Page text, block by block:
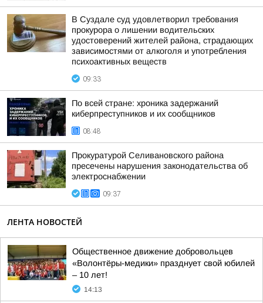
В Суздале суд удовлетворил требования
прокурора о лишении водительских
удостоверений жителей района, страдающих
зависимостями от алкоголя и употребления
психоактивных веществ
09:33
По всей стране: хроника задержаний
киберпреступников и их сообщников
08:48
Прокуратурой Селивановского района
пресечены нарушения законодательства об
электроснабжении
09:37
ЛЕНТА НОВОСТЕЙ
Общественное движение добровольцев
«Волонтёры-медики» празднует свой юбилей
– 10 лет!
14:13